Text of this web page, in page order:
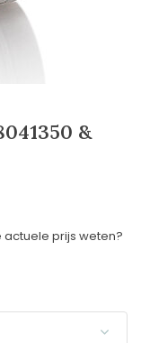
&
actuele prijs weten?